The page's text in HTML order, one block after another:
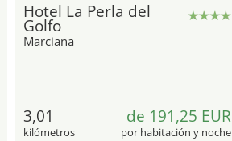
Hotel La Perla del
Golfo
Marciana
3,01
kilómetros
de 191,25 EUR
por habitación y noche